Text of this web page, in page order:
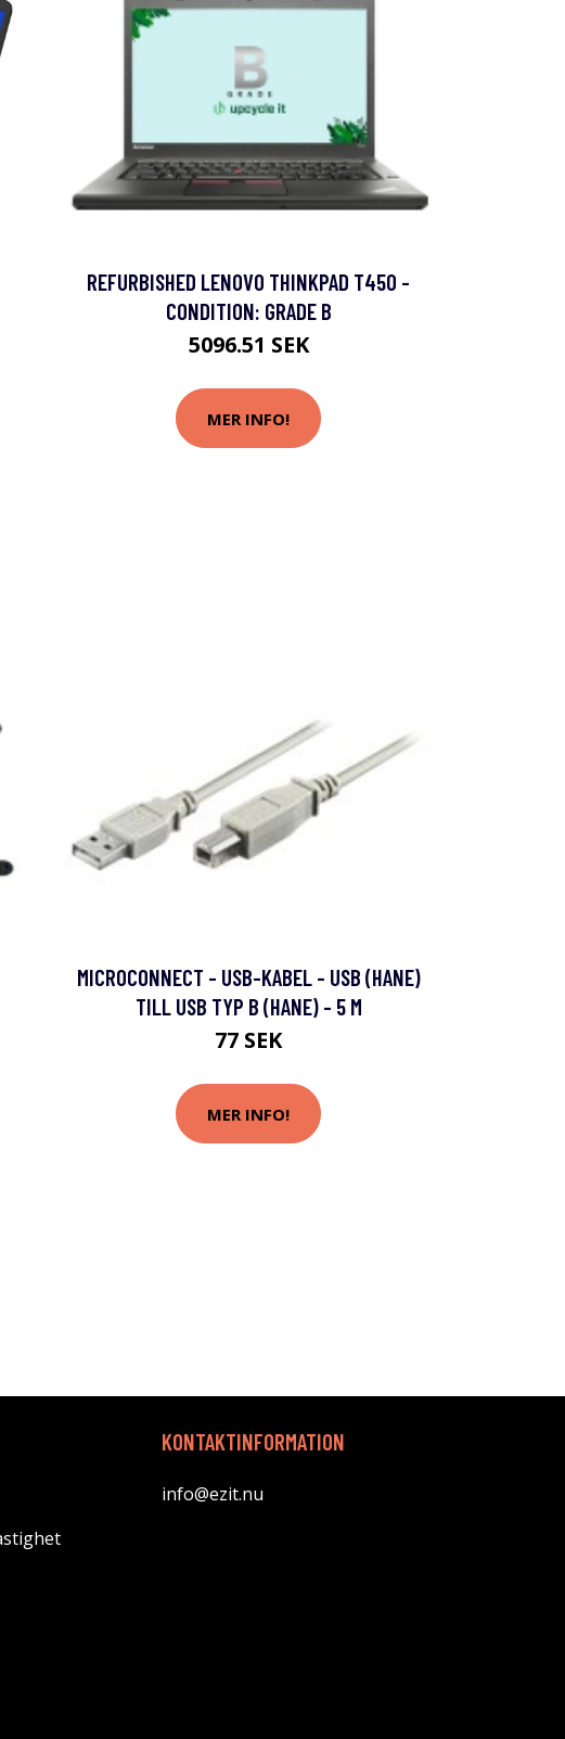
REFURBISHED LENOVO THINKPAD T450 -
CONDITION: GRADE B
5096.51 SEK
MER INFO!
MICROCONNECT - USB-KABEL - USB (HANE)
TILL USB TYP B (HANE) - 5 M
77 SEK
MER INFO!
KONTAKTINFORMATION
info@ezit.nu